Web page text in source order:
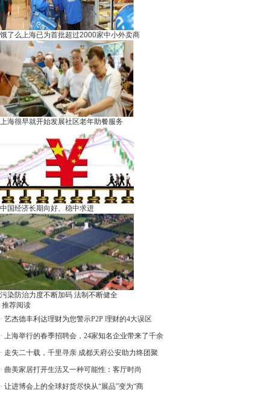
饿了么上海已为首批超过2000家中小外卖商
上海很早就开始发展社区老年助餐服务
中国经济长期向好、稳中求进
污染防治力度不断加码 法制不断健全
推荐阅读
· 艺杰德丰利达理财为您警示P2P 理财的4大误区
· 上海举行的春季招聘会，24家知名企业带来了千余
· 走失二十载，千里寻亲 成都天府公安助力终团聚
· 曲美家居打开生活又一种可能性：客厅时尚
· 让进博会上的全球好货尽快从“展品”变为“商